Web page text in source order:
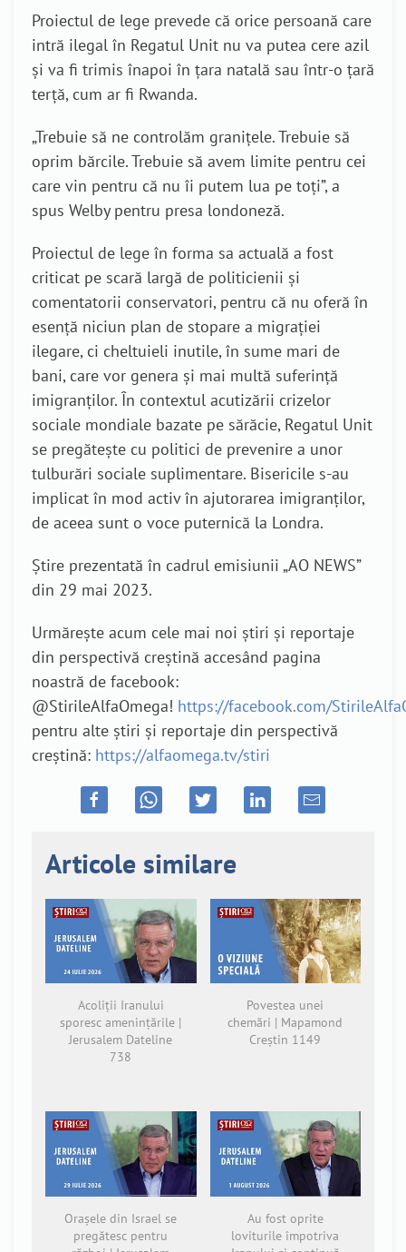
Proiectul de lege prevede că orice persoană care
intră ilegal în Regatul Unit nu va putea cere azil
și va fi trimis înapoi în țara natală sau într-o țară
terță, cum ar fi Rwanda.
„Trebuie să ne controlăm granițele. Trebuie să
oprim bărcile. Trebuie să avem limite pentru cei
care vin pentru că nu îi putem lua pe toți”, a
spus Welby pentru presa londoneză.
Proiectul de lege în forma sa actuală a fost
criticat pe scară largă de politicienii și
comentatorii conservatori, pentru că nu oferă în
esență niciun plan de stopare a migrației
ilegare, ci cheltuieli inutile, în sume mari de
bani, care vor genera și mai multă suferință
imigranților. În contextul acutizării crizelor
sociale mondiale bazate pe sărăcie, Regatul Unit
se pregătește cu politici de prevenire a unor
tulburări sociale suplimentare. Bisericile s-au
implicat în mod activ în ajutorarea imigranților,
de aceea sunt o voce puternică la Londra.
Știre prezentată în cadrul emisiunii „AO NEWS”
din 29 mai 2023.
Urmărește acum cele mai noi știri și reportaje
din perspectivă creștină accesând pagina
noastră de facebook:
@StirileAlfaOmega! https://facebook.com/
pentru alte știri și reportaje din perspectivă
creștină: https://alfaomega.tv/stiri
Articole similare
Acoliții Iranului
sporesc amenințările |
Jerusalem Dateline
738
Povestea unei
chemări | Mapamond
Creștin 1149
Orașele din Israel se
pregătesc pentru
Au fost oprite
loviturile împotriva